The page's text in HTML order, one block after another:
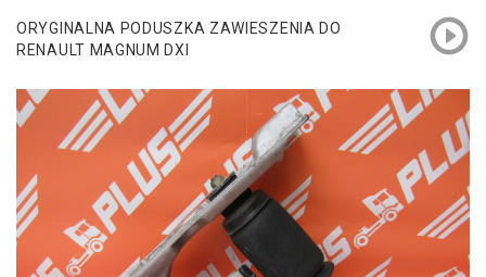
ORYGINALNA PODUSZKA ZAWIESZENIA DO
RENAULT MAGNUM DXI